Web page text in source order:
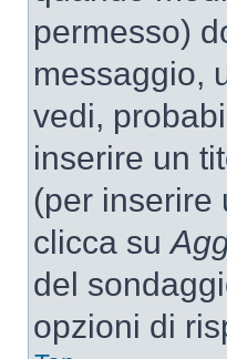
permesso)
messaggio,
vedi,
inserire un
(per inserire
clicca su
del
opzioni di